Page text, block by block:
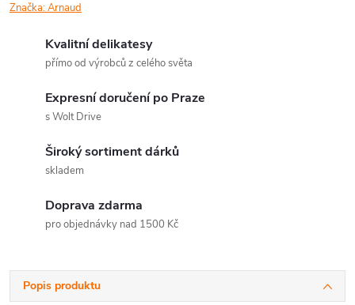
Značka:Arnaud
Kvalitní delikatesy
přímo od výrobců z celého světa
Expresní doručení po Praze
s Wolt Drive
Široký sortiment dárků
skladem
Doprava zdarma
pro objednávky nad 1500 Kč
Popis produktu